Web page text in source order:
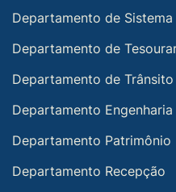
Departamento de Sistema
Departamento de
Departamento de Trânsito
Departamento
Departamento Patrimônio
Departamento Recepção